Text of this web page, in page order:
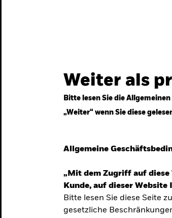
Weiter als
Bitte lesen Sie die
„Weiter“ wenn Sie diese
Allgemeine
„Mit dem Zugriff auf diese
Kunde, auf dieser
Bitte lesen Sie diese Seite
gesetzliche